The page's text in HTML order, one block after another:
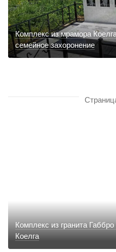
Комплекс из мрамора
семейное захоронение
Комплекс из гранита
Коелга